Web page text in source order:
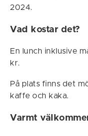
2024.
Vad kostar det?
En lunch inklusive
kr.
På plats finns det
kaffe och kaka.
Varmt